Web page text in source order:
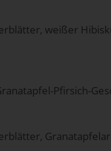
weißer
Pfirsich-